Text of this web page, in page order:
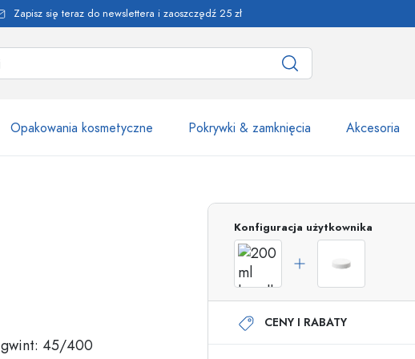
Zapisz się teraz do newslettera i zaoszczędź 25 zł
Opakowania kosmetyczne Pokrywki & zamknięcia Akcesoria
Butelki ze spryskiwaczem
Dozowniki airless
Butelki roll-on
Konfiguracja użytkownika
CENY I RABATY